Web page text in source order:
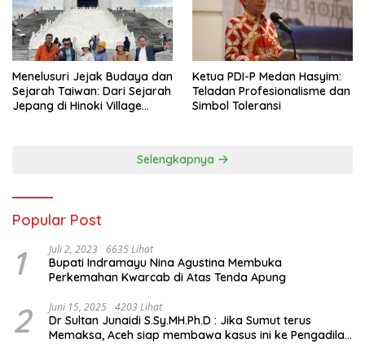
Menelusuri Jejak Budaya dan
Sejarah Taiwan: Dari Sejarah
Jepang di Hinoki Village
Ketua PDI-P Medan Hasyim:
Teladan Profesionalisme dan
Simbol Toleransi
Selengkapnya
Popular Post
1 Juli 2, 2023 6635 Lihat
Bupati Indramayu Nina Agustina Membuka
Perkemahan Kwarcab di Atas Tenda Apung
2 Juni 15, 2025 4203 Lihat
Dr Sultan Junaidi S.Sy.MH.Ph.D : Jika Sumut terus
Memaksa, Aceh siap membawa kasus ini ke Pengadilan